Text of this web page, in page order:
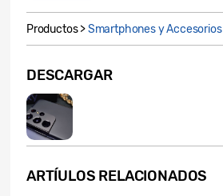
Productos >Smartphones y Accesorios
DESCARGAR
ARTÍULOS RELACIONADOS